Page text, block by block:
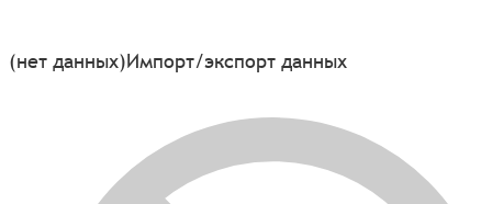
(нет данных)Импорт/экспорт данных